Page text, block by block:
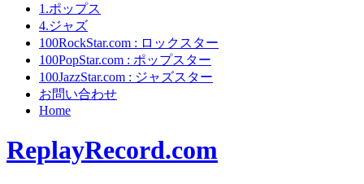
1.ポップス
4.ジャズ
100RockStar.com : ロックスター
100PopStar.com : ポップスター
100JazzStar.com : ジャズスター
お問い合わせ
Home
ReplayRecord.com